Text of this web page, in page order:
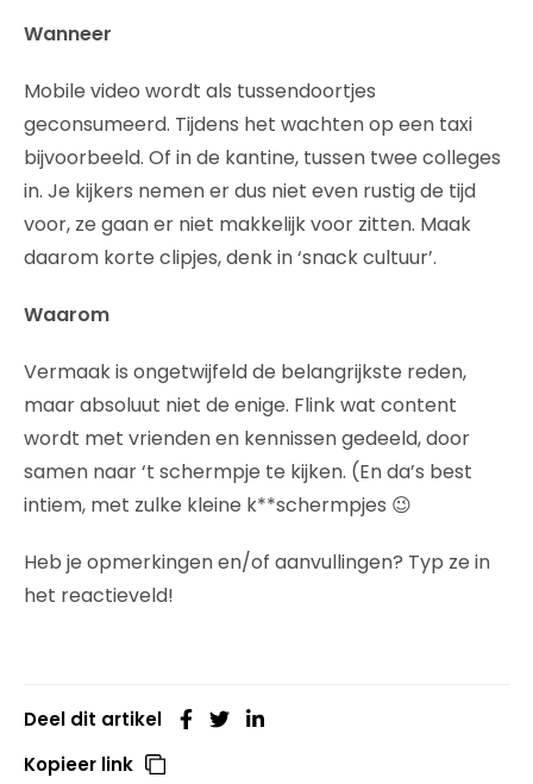
Wanneer
Mobile video wordt als tussendoortjes
geconsumeerd. Tijdens het wachten op een taxi
bijvoorbeeld. Of in de kantine, tussen twee colleges
in. Je kijkers nemen er dus niet even rustig de tijd
voor, ze gaan er niet makkelijk voor zitten. Maak
daarom korte clipjes, denk in ‘snack cultuur’.
Waarom
Vermaak is ongetwijfeld de belangrijkste reden,
maar absoluut niet de enige. Flink wat content
wordt met vrienden en kennissen gedeeld, door
samen naar ‘t schermpje te kijken. (En da’s best
intiem, met zulke kleine k**schermpjes 😉
Heb je opmerkingen en/of aanvullingen? Typ ze in
het reactieveld!
Deel dit artikel
Kopieer link